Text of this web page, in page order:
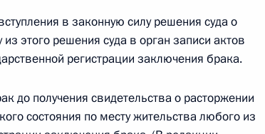
принятия
в законную силу решения суда о
этого решения суда в орган записи актов
регистрации заключения брака.
до получения свидетельства о расторжении
состояния по месту жительства любого из